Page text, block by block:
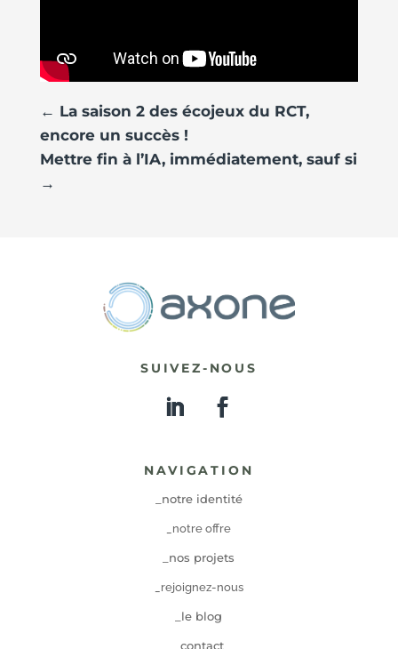
← La saison 2 des écojeux du RCT,
encore un succès !
Mettre fin à l’IA, immédiatement, sauf si
→
SUIVEZ-NOUS
NAVIGATION
_notre identité
_notre offre
_nos projets
_rejoignez-nous
_le blog
_contact